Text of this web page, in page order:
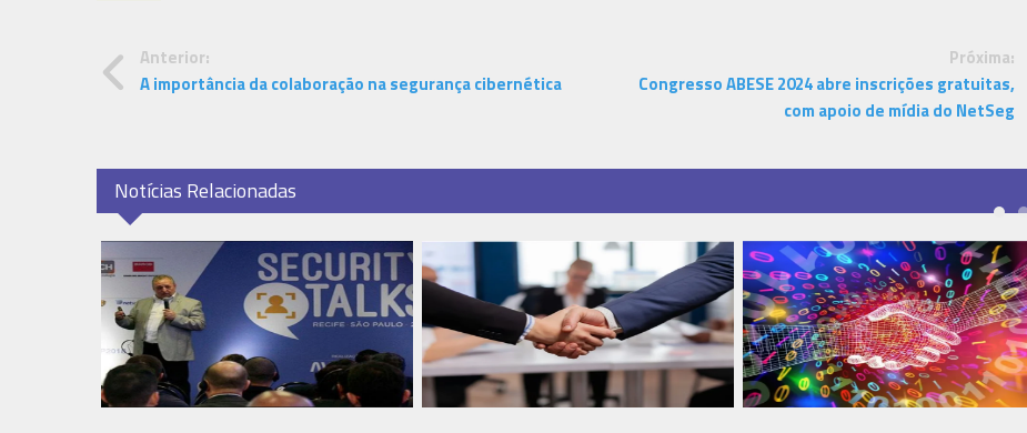
Anterior:
A importância da colaboração na segurança cibernética
Próxima:
Congresso ABESE 2024 abre inscrições gratuitas,
com apoio de mídia do NetSeg
Notícias Relacionadas